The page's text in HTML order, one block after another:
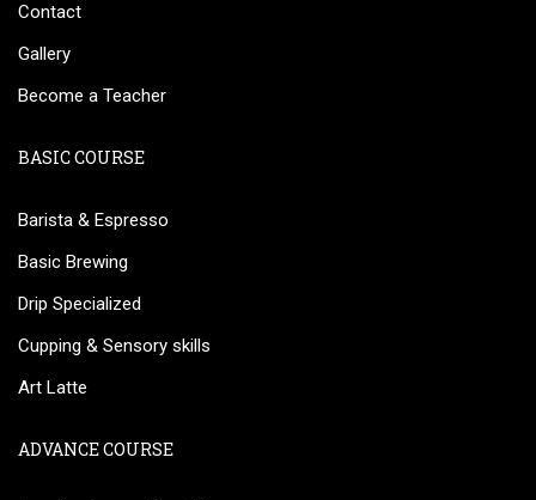
Contact
Gallery
Become a Teacher
BASIC COURSE
Barista & Espresso
Basic Brewing
Drip Specialized
Cupping & Sensory skills
Art Latte
ADVANCE COURSE